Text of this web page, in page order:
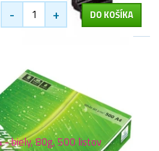
- + DO KOŠÍKA
- biely, 80g, 500 listov